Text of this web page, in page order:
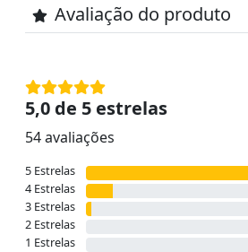
Avaliação do produto
5,0 de 5 estrelas
54 avaliações
5 Estrelas
4 Estrelas
3 Estrelas
2 Estrelas
1 Estrelas